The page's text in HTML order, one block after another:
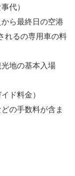
代）
ら最終日の空港
れるの専用車の料
地の基本入場
ド料金）
の手数料が含ま